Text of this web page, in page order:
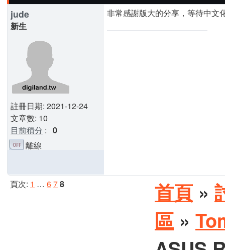
jude
新生
註冊日期: 2021-12-24
文章數: 10
目前積分 : 0
非常感謝版大的分享，等待中文
離線
頁次: 1 … 678 首頁 »
區 »